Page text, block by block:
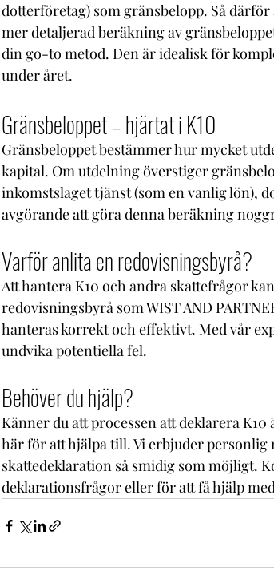
dotterföretag) som gränsbelopp. Så
mer detaljerad beräkning av
din go-to metod. Den är idealisk för
under året.
Gränsbeloppet – hjärtat i K10
Gränsbeloppet bestämmer hur mycket
kapital. Om utdelning överstiger
inkomstslaget tjänst (som en vanlig lön),
avgörande att göra denna beräkning
Varför anlita en redovisningsbyrå?
Att hantera K10 och andra skattefrågor
redovisningsbyrå som WIST AND
hanteras korrekt och effektivt. Med vår
undvika potentiella fel.
Behöver du hjälp?
Känner du att processen att deklarera K10
här för att hjälpa till. Vi erbjuder
skattedeklaration så smidig som möjligt.
deklarationsfrågor eller för att få hjälp